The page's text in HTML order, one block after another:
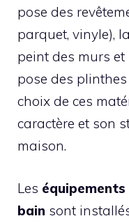
pose des
parquet, vinyle),
peint des murs
pose des
choix de ces
caractère et son
maison.
Les
bain sont